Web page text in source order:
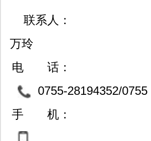
联系人：
万玲
电 话：
0755-28194352/0755
-83722245/0791-86227604
手 机：